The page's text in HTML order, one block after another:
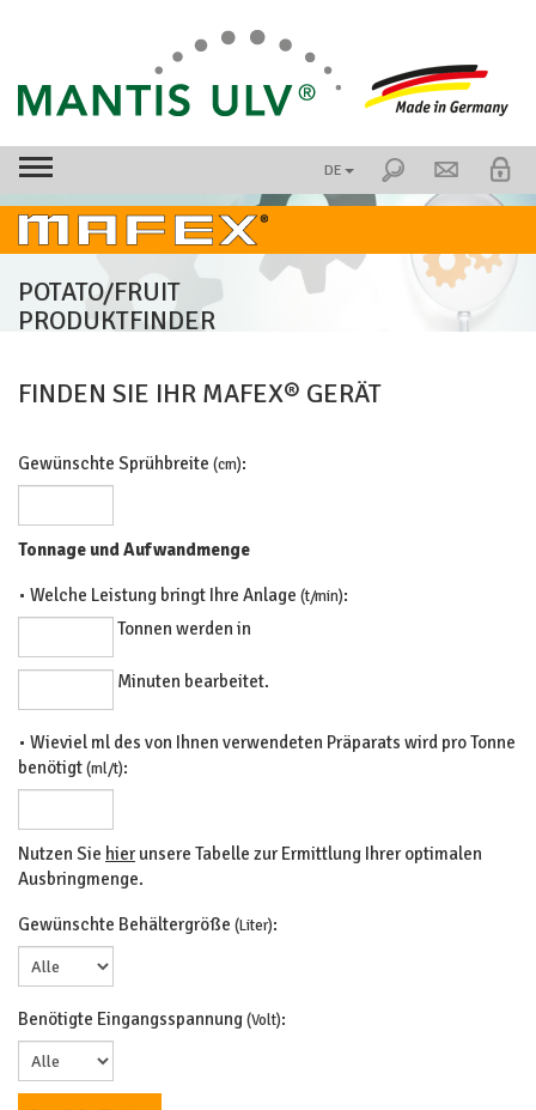
DE
POTATO/FRUIT
PRODUKTFINDER
FINDEN SIE IHR MAFEX® GERÄT
Gewünschte Sprühbreite (cm):
Tonnage und Aufwandmenge
• Welche Leistung bringt Ihre Anlage (t/min):
Tonnen werden in
Minuten bearbeitet.
• Wieviel ml des von Ihnen verwendeten Präparats wird pro Tonne
benötigt(ml/t):
Nutzen Sie hierunsere Tabelle zur Ermittlung Ihrer optimalen
Ausbringmenge.
Gewünschte Behältergröße (Liter):
Benötigte Eingangsspannung(Volt):